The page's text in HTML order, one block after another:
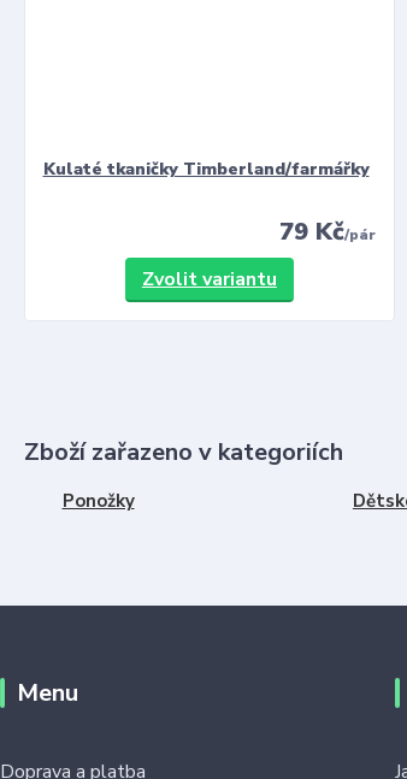
Kulaté tkaničky Timberland/farmářky
79 Kč/pár
Zvolit variantu
Zboží zařazeno v kategoriích
Ponožky
Menu
Doprava a platba